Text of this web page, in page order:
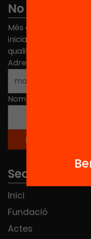
No et perdis
Més de 40.000
iniciatives, propostes
qualitat de l'educació
Adreça electrònica
Nom
Seccions
Inici
Fundació
Actes